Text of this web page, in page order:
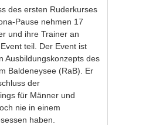
des ersten Ruderkurses
Pause nehmen 17
und ihre Trainer an
teil. Der Event ist
Ausbildungskonzepts des
Baldeneysee (RaB). Er
der
für Männer und
nie in einem
haben.